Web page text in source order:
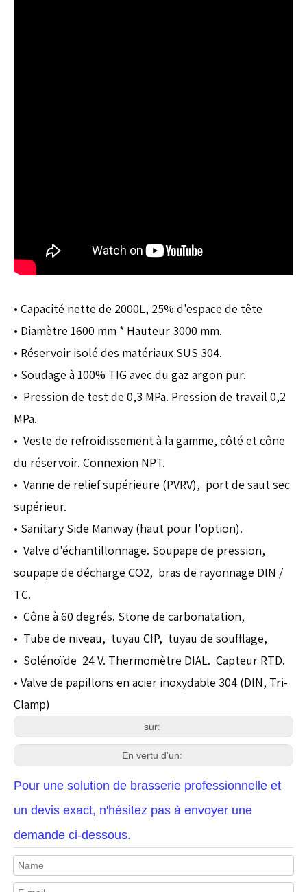
• Capacité nette de 2000L, 25% d'espace de tête
• Diamètre 1600 mm * Hauteur 3000 mm.
• Réservoir isolé des matériaux SUS 304.
• Soudage à 100% TIG avec du gaz argon pur.
• Pression de test de 0,3 MPa. Pression de travail 0,2
MPa.
• Veste de refroidissement à la gamme, côté et cône
du réservoir. Connexion NPT.
• Vanne de relief supérieure (PVRV), port de saut sec
supérieur.
• Sanitary Side Manway (haut pour l'option).
• Valve d'échantillonnage. Soupape de pression,
soupape de décharge CO2, bras de rayonnage DIN /
TC.
• Cône à 60 degrés. Stone de carbonatation,
• Tube de niveau, tuyau CIP, tuyau de soufflage,
• Solénoïde 24 V. Thermomètre DIAL. Capteur RTD.
• Valve de papillons en acier inoxydable 304 (DIN, Tri-
Clamp)
sur:
En vertu d'un:
Pour une solution de brasserie professionnelle et
un devis exact, n'hésitez pas à envoyer une
demande ci-dessous.